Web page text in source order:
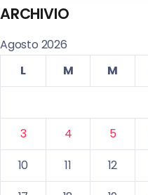
ARCHIVIO
Agosto 2026
L
M M
3
4 5
10
11 12